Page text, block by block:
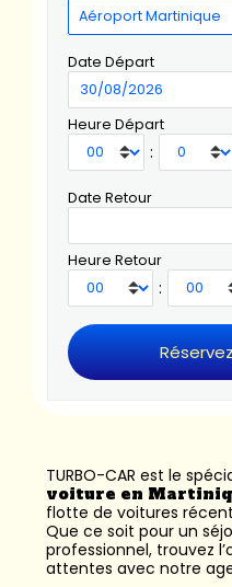
Date Départ
Heure Départ
:
Date Retour
Heure Retour
:
TURBO-CAR est le
voiture en
flotte de voitures
Que ce soit pour un
professionnel, trouvez
attentes avec notre